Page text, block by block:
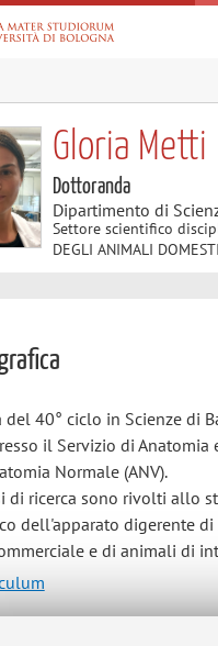
Gloria Metti
Dottoranda
Dipartimento di
Settore scientifico
DEGLI ANIMALI
del 40° ciclo in Scienze di
il Servizio di Anatomia
Normale (ANV).
di ricerca sono rivolti allo
dell'apparato digerente
e di animali di